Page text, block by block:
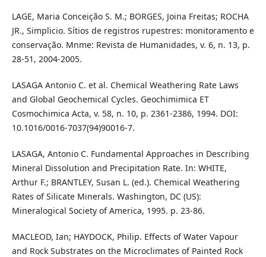
LAGE, Maria Conceição S. M.; BORGES, Joina Freitas; ROCHA
JR., Simplicio. Sítios de registros rupestres: monitoramento e
conservação. Mnme: Revista de Humanidades, v. 6, n. 13, p.
28-51, 2004-2005.
LASAGA Antonio C. et al. Chemical Weathering Rate Laws
and Global Geochemical Cycles. Geochimimica ET
Cosmochimica Acta, v. 58, n. 10, p. 2361-2386, 1994. DOI:
10.1016/0016-7037(94)90016-7.
LASAGA, Antonio C. Fundamental Approaches in Describing
Mineral Dissolution and Precipitation Rate. In: WHITE,
Arthur F.; BRANTLEY, Susan L. (ed.). Chemical Weathering
Rates of Silicate Minerals. Washington, DC (US):
Mineralogical Society of America, 1995. p. 23-86.
MACLEOD, Ian; HAYDOCK, Philip. Effects of Water Vapour
and Rock Substrates on the Microclimates of Painted Rock